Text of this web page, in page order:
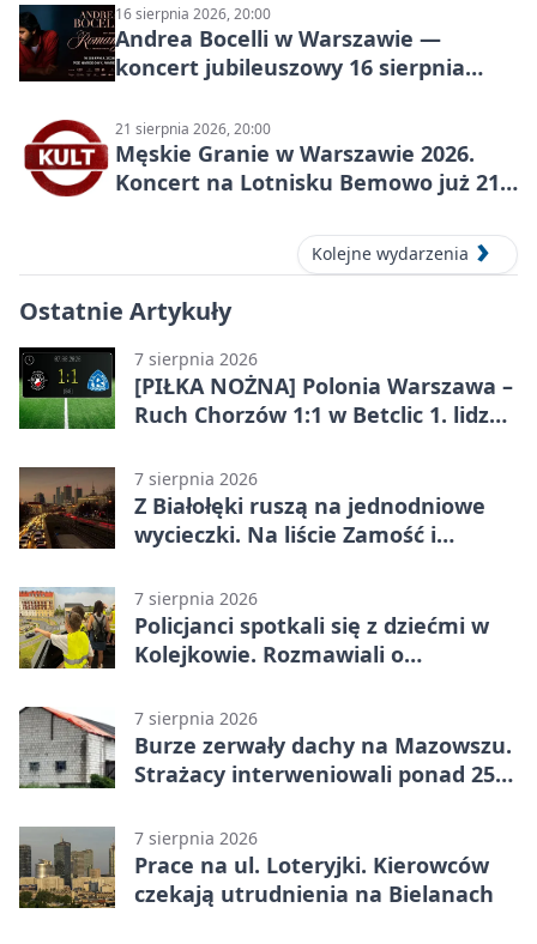
16 sierpnia 2026, 20:00
Andrea Bocelli w Warszawie —
koncert jubileuszowy 16 sierpnia
21 sierpnia 2026, 20:00
Męskie Granie w Warszawie 2026.
Koncert na Lotnisku Bemowo już 21
Kolejne wydarzenia
Ostatnie Artykuły
7 sierpnia 2026
[PIŁKA NOŻNA] Polonia Warszawa –
Ruch Chorzów 1:1 w Betclic 1. lidze.
7 sierpnia 2026
Z Białołęki ruszą na jednodniowe
wycieczki. Na liście Zamość i
7 sierpnia 2026
Policjanci spotkali się z dziećmi w
Kolejkowie. Rozmawiali o
7 sierpnia 2026
Burze zerwały dachy na Mazowszu.
Strażacy interweniowali ponad 250
7 sierpnia 2026
Prace na ul. Loteryjki. Kierowców
czekają utrudnienia na Bielanach